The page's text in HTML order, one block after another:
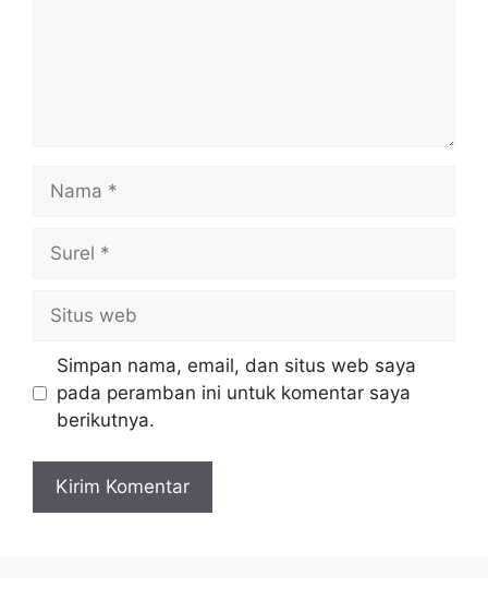
web
Simpan nama, email, dan situs web saya
pada peramban ini untuk komentar saya
berikutnya.